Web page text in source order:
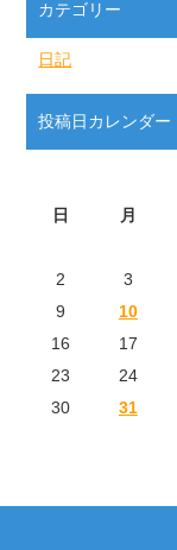
カテゴリー
日記
投稿日カレンダー
日
月
2
3
9
10
16
17
23
24
30
31